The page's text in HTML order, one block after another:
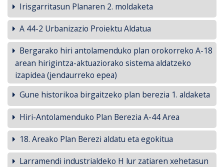
Irisgarritasun Planaren 2. moldaketa
A 44-2 Urbanizazio Proiektu Aldatua
Bergarako hiri antolamenduko plan orokorreko A-18
arean hirigintza-aktuaziorako sistema aldatzeko
izapidea (jendaurreko epea)
Gune historikoa birgaitzeko plan berezia 1. aldaketa
Hiri-Antolamenduko Plan Berezia A-44 Area
18. Areako Plan Berezi aldatu eta egokitua
Larramendi industrialdeko H lur zatiaren xehetasun